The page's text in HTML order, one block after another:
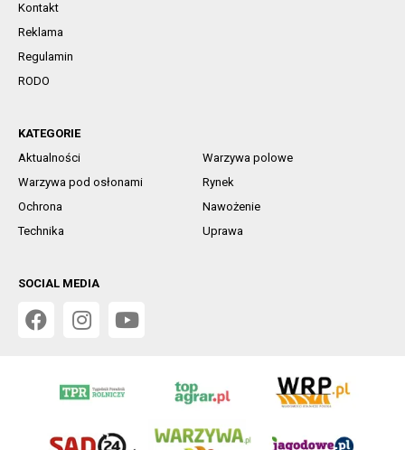
Kontakt
Reklama
Regulamin
RODO
KATEGORIE
Aktualności
Warzywa polowe
Warzywa pod osłonami
Rynek
Ochrona
Nawożenie
Technika
Uprawa
SOCIAL MEDIA